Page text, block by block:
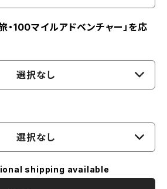
・100マイルアドベンチャー」を応
選択なし
選択なし
shipping available